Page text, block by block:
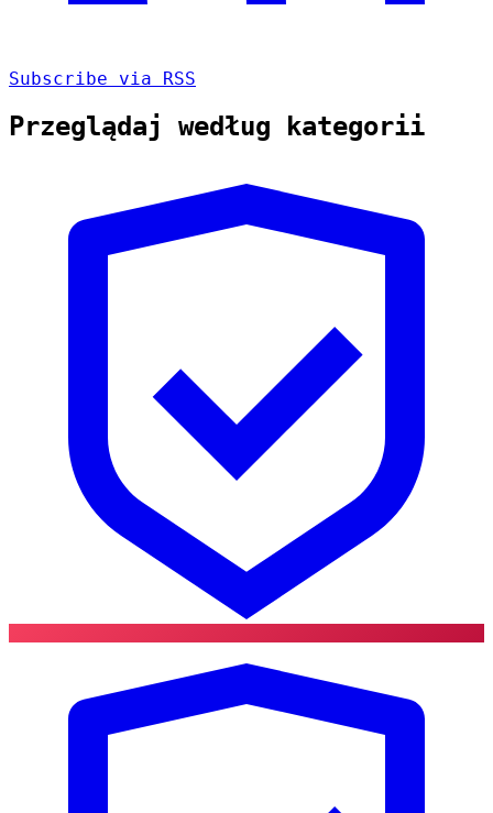
Subscribe via RSS
Przeglądaj według kategorii